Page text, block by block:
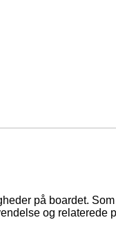
på boardet.
og